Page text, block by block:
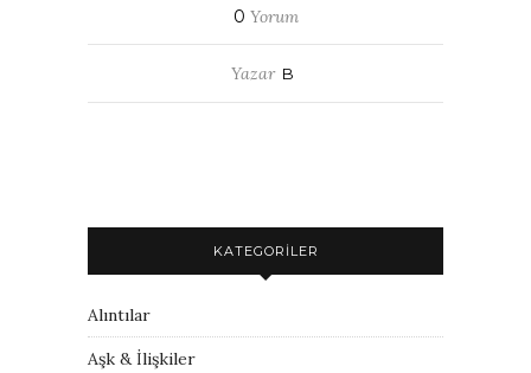
0 Yorum
Yazar B
KATEGORILER
Alıntılar
Aşk & İlişkiler